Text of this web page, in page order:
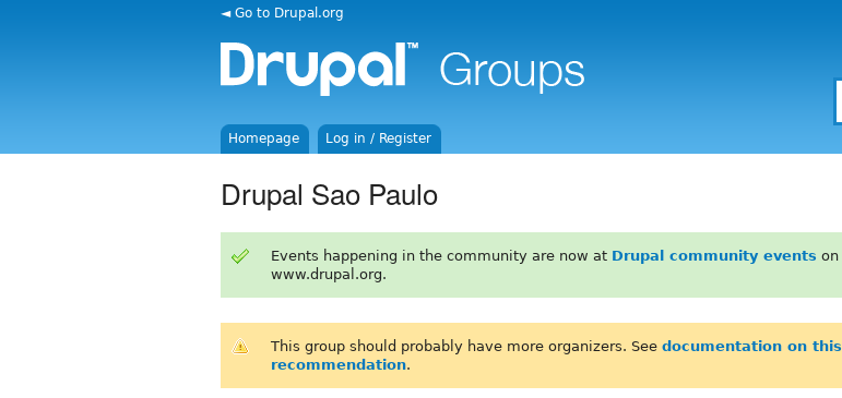
◄ Go to Drupal.org
Homepage Log in / Register
Drupal Sao Paulo
Events happening in the community are now at Drupal community events on
www.drupal.org.
This group should probably have more organizers. See documentation on this
recommendation.